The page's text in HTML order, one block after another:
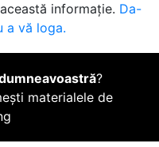
informație. Da-
a vă loga.
?
materialele de